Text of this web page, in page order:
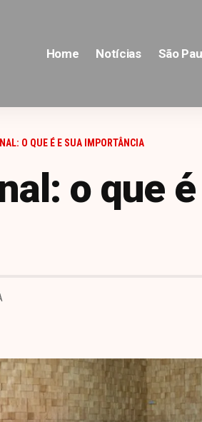
Home Notícias São
O QUE É E SUA IMPORTÂNCIA
o que